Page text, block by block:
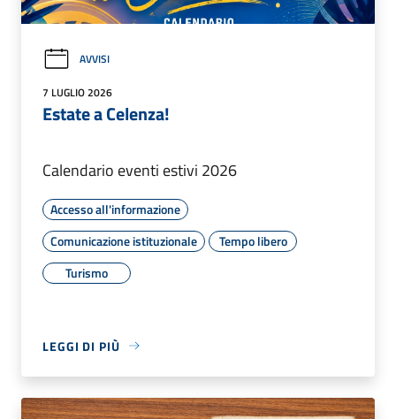
AVVISI
7 LUGLIO 2026
Estate a Celenza!
Calendario eventi estivi 2026
Accesso all'informazione
Comunicazione istituzionale
Tempo libero
Turismo
LEGGI DI PIÙ